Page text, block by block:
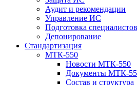
Аудит и рекомендации
Управление ИС
Подготовка специалистов
Депонирование
Стандартизация
МТК-550
Новости МТК-550
Документы МТК-
Состав и структура